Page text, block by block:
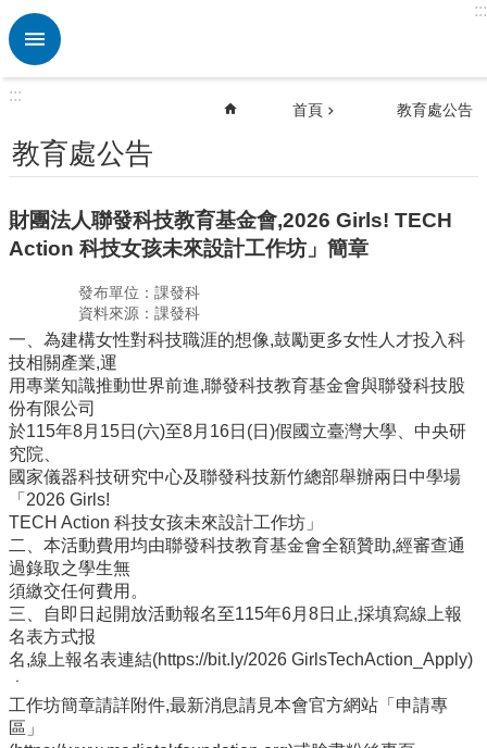
跳到主要內容區塊
進
階
熱
門
鍵
字
動
態
認
識
本
校
生
專
:::
:::
首頁 教育處公告
教育處公告
財團法人聯發科技教育基金會,2026 Girls! TECH
Action 科技女孩未來設計工作坊」簡章
發布單位：課發科
資料來源：課發科
一、為建構女性對科技職涯的想像,鼓勵更多女性人才投入科
技相關產業,運
用專業知識推動世界前進,聯發科技教育基金會與聯發科技股
份有限公司
於115年8月15日(六)至8月16日(日)假國立臺灣大學、中央研
究院、
國家儀器科技研究中心及聯發科技新竹總部舉辦兩日中學場
「2026 Girls!
TECH Action 科技女孩未來設計工作坊」
二、本活動費用均由聯發科技教育基金會全額贊助,經審查通
過錄取之學生無
須繳交任何費用。
三、自即日起開放活動報名至115年6月8日止,採填寫線上報
名表方式报
名,線上報名表連結(https://bit.ly/2026 GirlsTechAction_Apply)
ㆍ
工作坊簡章請詳附件,最新消息請見本會官方網站「申請專
區」